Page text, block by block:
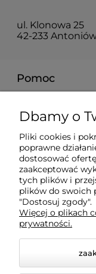
ul. Klonowa 25
42-233
Pomoc
Moje konto
Płatności i
Informacje
O nas
Dbamy o
Pliki cookies i
poprawne
dostosować
zaakceptować
tych plików i
plików do swoich
"Dostosuj zgody".
Więcej o plikach
prywatności.